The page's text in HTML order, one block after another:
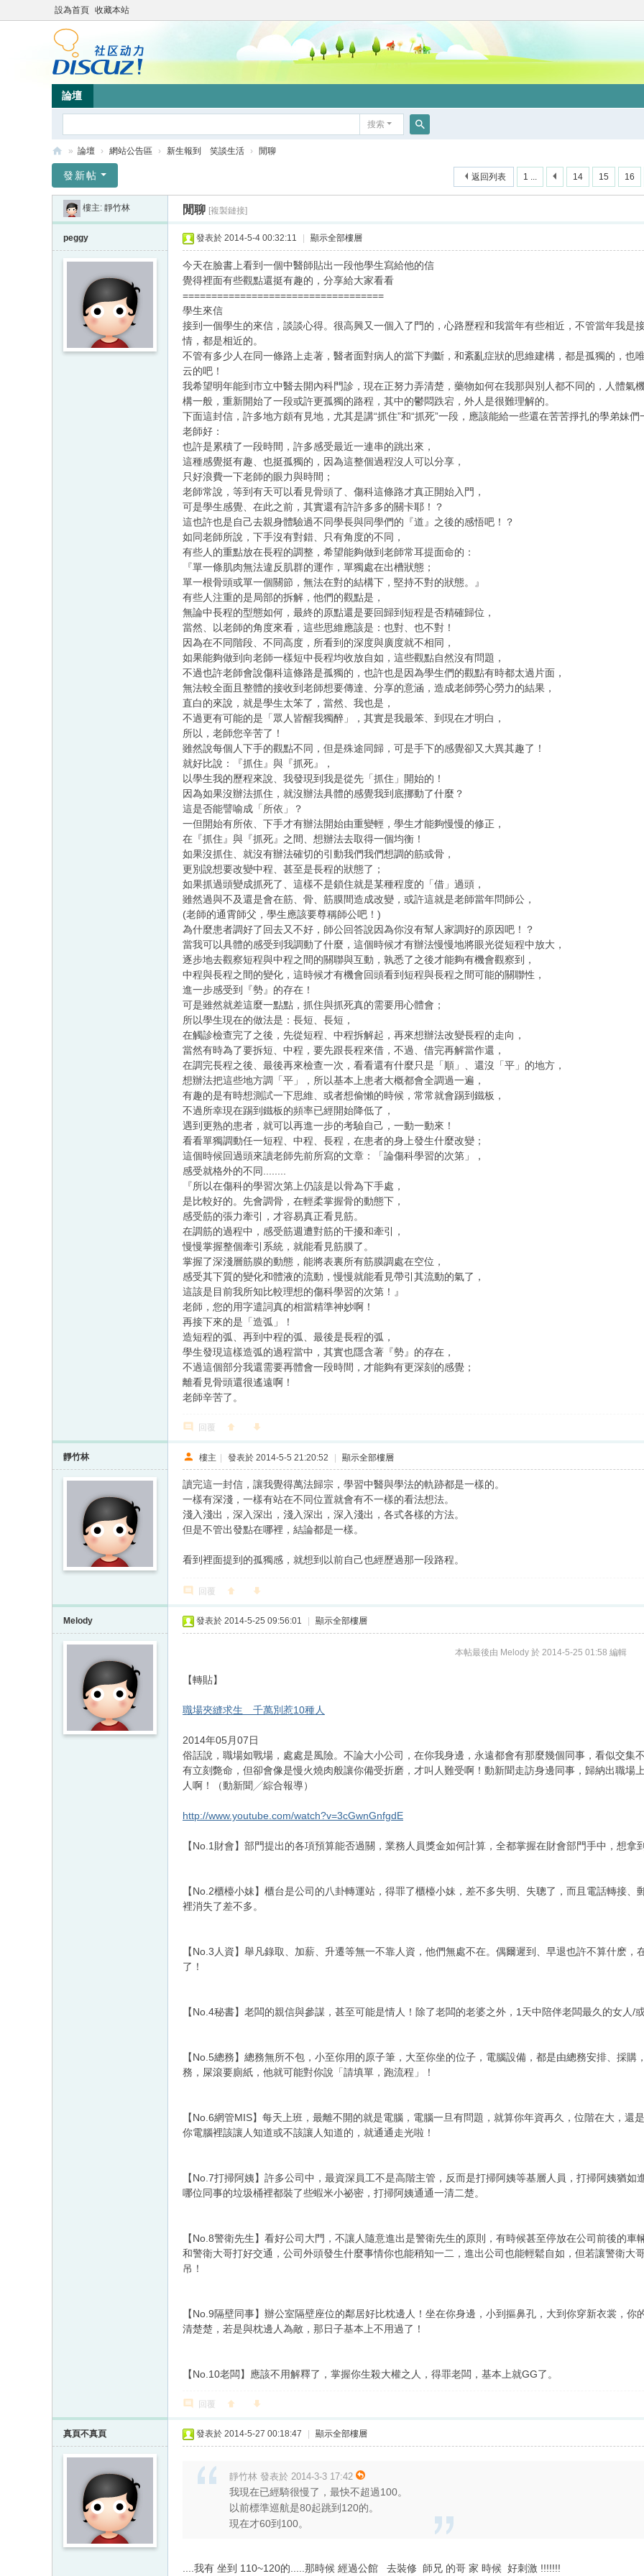
設為首頁 收藏本站
論壇
搜索
竹
» 論壇 › 網站公告區 › 新生報到 笑談生活 › 閒聊
1 ... 14 15 16
返回列表
發新帖
樓主: 靜竹林 閒聊 [複製鏈接]
peggy 發表於 2014-5-4 00:32:11 顯示全部樓層
今天在臉書上看到一個中醫師貼出一段他學生寫給他的信
覺得裡面有些觀點還挺有趣的，分享給大家看看
===================================
學生來信
接到一個學生的來信，談談心得。很高興又一個入了門的，心路歷程和我當年有些相近，不管當年我是
情，都是相近的。
不管有多少人在同一條路上走著，醫者面對病人的當下判斷，和紊亂症狀的思維建構，都是孤獨的，也
云的吧！
我希望明年能到市立中醫去開內科門診，現在正努力弄清楚，藥物如何在我那與別人都不同的，人體氣
構一般，重新開始了一段或許更孤獨的路程，其中的鬱悶跌宕，外人是很難理解的。
下面這封信，許多地方頗有見地，尤其是講“抓住”和“抓死”一段，應該能給一些還在苦苦掙扎的學弟妹
老師好：
也許是累積了一段時間，許多感受最近一連串的跳出來，
這種感覺挺有趣、也挺孤獨的，因為這整個過程沒人可以分享，
只好浪費一下老師的眼力與時間；
老師常說，等到有天可以看見骨頭了、傷科這條路才真正開始入門，
可是學生感覺、在此之前，其實還有許許多多的關卡耶！？
這也許也是自己去親身體驗過不同學長與同學們的『道』之後的感悟吧！？
如同老師所說，下手沒有對錯、只有角度的不同，
有些人的重點放在長程的調整，希望能夠做到老師常耳提面命的：
『單一條肌肉無法違反肌群的運作，單獨處在出槽狀態；
單一根骨頭或單一個關節，無法在對的結構下，堅持不對的狀態。』
有些人注重的是局部的拆解，他們的觀點是，
無論中長程的型態如何，最終的原點還是要回歸到短程是否精確歸位，
當然、以老師的角度來看，這些思維應該是：也對、也不對！
因為在不同階段、不同高度，所看到的深度與廣度就不相同，
如果能夠做到向老師一樣短中長程均收放自如，這些觀點自然沒有問題，
不過也許老師會說傷科這條路是孤獨的，也許也是因為學生們的觀點有時都太過片面，
無法較全面且整體的接收到老師想要傳達、分享的意涵，造成老師勞心勞力的結果，
直白的來說，就是學生太笨了，當然、我也是，
不過更有可能的是「眾人皆醒我獨醉」，其實是我最笨、到現在才明白，
所以，老師您辛苦了！
雖然說每個人下手的觀點不同，但是殊途同歸，可是手下的感覺卻又大異其趣了！
就好比說：『抓住』與『抓死』，
以學生我的歷程來說、我發現到我是從先「抓住」開始的！
因為如果沒辦法抓住，就沒辦法具體的感覺我到底挪動了什麼？
這是否能譬喻成「所依」？
一但開始有所依、下手才有辦法開始由重變輕，學生才能夠慢慢的修正，
在『抓住』與『抓死』之間、想辦法去取得一個均衡！
如果沒抓住、就沒有辦法確切的引動我們我們想調的筋或骨，
更別說想要改變中程、甚至是長程的狀態了；
如果抓過頭變成抓死了、這樣不是鎖住就是某種程度的「借」過頭，
雖然過與不及還是會在筋、骨、筋膜間造成改變，或許這就是老師當年問師公，
(老師的通霄師父，學生應該要尊稱師公吧！)
為什麼患者調好了回去又不好，師公回答說因為你沒有幫人家調好的原因吧！？
當我可以具體的感受到我調動了什麼，這個時候才有辦法慢慢地將眼光從短程中放大，
逐步地去觀察短程與中程之間的關聯與互動，孰悉了之後才能夠有機會觀察到，
中程與長程之間的變化，這時候才有機會回頭看到短程與長程之間可能的關聯性，
進一步感受到『勢』的存在！
可是雖然就差這麼一點點，抓住與抓死真的需要用心體會；
所以學生現在的做法是：長短、長短，
在觸診檢查完了之後，先從短程、中程拆解起，再來想辦法改變長程的走向，
當然有時為了要拆短、中程，要先跟長程來借，不過、借完再解當作還，
在調完長程之後、最後再來檢查一次，看看還有什麼只是「順」、還沒「平」的地方，
想辦法把這些地方調「平」，所以基本上患者大概都會全調過一遍，
有趣的是有時想測試一下思維、或者想偷懶的時候，常常就會踢到鐵板，
不過所幸現在踢到鐵板的頻率已經開始降低了，
遇到更熟的患者，就可以再進一步的考驗自己，一動一動來！
看看單獨調動任一短程、中程、長程，在患者的身上發生什麼改變；
這個時候回過頭來讀老師先前所寫的文章：「論傷科學習的次第」，
感受就格外的不同........
『所以在傷科的學習次第上仍該是以骨為下手處，
是比較好的。先會調骨，在輕柔掌握骨的動態下，
感受筋的張力牽引，才容易真正看見筋。
在調筋的過程中，感受筋週遭對筋的干擾和牽引，
慢慢掌握整個牽引系統，就能看見筋膜了。
掌握了深淺層筋膜的動態，能將表裏所有筋膜調處在空位，
感受其下質的變化和體液的流動，慢慢就能看見帶引其流動的氣了，
這該是目前我所知比較理想的傷科學習的次第！』
老師，您的用字遣詞真的相當精準神妙啊！
再接下來的是「造弧」！
造短程的弧、再到中程的弧、最後是長程的弧，
學生發現這樣造弧的過程當中，其實也隱含著『勢』的存在，
不過這個部分我還需要再體會一段時間，才能夠有更深刻的感覺；
離看見骨頭還很遙遠啊！
老師辛苦了。
回覆
靜竹林 樓主 | 發表於 2014-5-5 21:20:52 | 顯示全部樓層
讀完這一封信，讓我覺得萬法歸宗，學習中醫與學法的軌跡都是一樣的。
一樣有深淺，一樣有站在不同位置就會有不一樣的看法想法。
淺入淺出，深入深出，淺入深出，深入淺出，各式各樣的方法。
但是不管出發點在哪裡，結論都是一樣。
看到裡面提到的孤獨感，就想到以前自己也經歷過那一段路程。
回覆
Melody 發表於 2014-5-25 09:56:01 顯示全部樓層
本帖最後由 Melody 於 2014-5-25 01:58 編輯
【轉貼】
職場夾縫求生 千萬別惹10種人
2014年05月07日
俗話說，職場如戰場，處處是風險。不論大小公司，在你我身邊，永遠都會有那麼幾個同事，看似交集
有立刻斃命，但卻會像是慢火燒肉般讓你備受折磨，才叫人難受啊！動新聞走訪身邊同事，歸納出職場
人啊！（動新聞╱綜合報導）
http://www.youtube.com/watch?v=3cGwnGnfgdE
【No.1財會】部門提出的各項預算能否過關，業務人員獎金如何計算，全都掌握在財會部門手中，想拿
【No.2櫃檯小妹】櫃台是公司的八卦轉運站，得罪了櫃檯小妹，差不多失明、失聰了，而且電話轉接
裡消失了差不多。
【No.3人資】舉凡錄取、加薪、升遷等無一不靠人資，他們無處不在。偶爾遲到、早退也許不算什麽
了！
【No.4秘書】老闆的親信與參謀，甚至可能是情人！除了老闆的老婆之外，1天中陪伴老闆最久的女人/
【No.5總務】總務無所不包，小至你用的原子筆，大至你坐的位子，電腦設備，都是由總務安排、採
務，屎滾要廁紙，他就可能對你說「請填單，跑流程」！
【No.6網管MIS】每天上班，最離不開的就是電腦，電腦一旦有問題，就算你年資再久，位階在大，還
你電腦裡該讓人知道或不該讓人知道的，就通通走光啦！
【No.7打掃阿姨】許多公司中，最資深員工不是高階主管，反而是打掃阿姨等基層人員，打掃阿姨猶
哪位同事的垃圾桶裡都裝了些蝦米小祕密，打掃阿姨通通一清二楚。
【No.8警衛先生】看好公司大門，不讓人隨意進出是警衛先生的原則，有時候甚至停放在公司前後的車
和警衛大哥打好交通，公司外頭發生什麼事情你也能稍知一二，進出公司也能輕鬆自如，但若讓警衛大
吊！
【No.9隔壁同事】辦公室隔壁座位的鄰居好比枕邊人！坐在你身邊，小到摳鼻孔，大到你穿新衣裳，
清楚楚，若是與枕邊人為敵，那日子基本上不用過了！
【No.10老闆】應該不用解釋了，掌握你生殺大權之人，得罪老闆，基本上就GG了。
回覆
真頁不真頁 發表於 2014-5-27 00:18:47 顯示全部樓層
靜竹林 發表於 2014-3-3 17:42
我現在已經騎很慢了，最快不超過100。
以前標準巡航是80起跳到120的。
現在才60到100。
....我有 坐到 110~120的.....那時候 經過公館 去裝修 師兄 的哥 家 時候 好刺激 !!!!!!!